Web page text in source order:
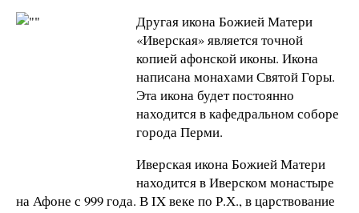
Другая икона Божией Матери
«Иверская» является точной
копией афонской иконы. Икона
написана монахами Святой Горы.
Эта икона будет постоянно
находится в кафедральном соборе
города Перми.
Иверская икона Божией Матери
находится в Иверском монастыре
на Афоне с 999 года. В IX веке по Р.Х., в царствование